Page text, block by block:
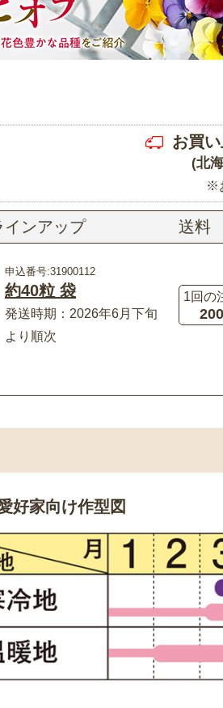
お買
(北
※
インアップ 送料
申込番号:31900112
約40粒 袋
発送時期：2026年6月下旬
より順次
1回の
好家向け作型図